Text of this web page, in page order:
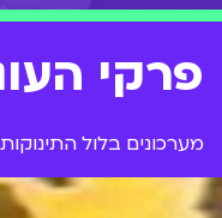
פרקי
מערכונים בלול